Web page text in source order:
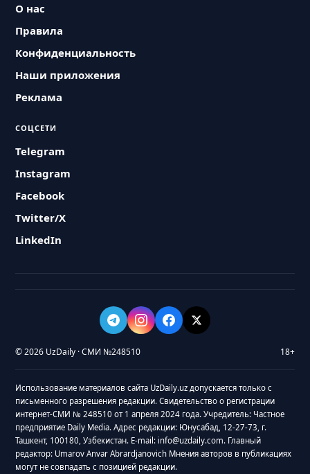
О нас
Правила
Конфиденциальность
Наши приложения
Реклама
СОЦСЕТИ
Telegram
Instagram
Facebook
Twitter/X
LinkedIn
© 2026 UzDaily · СМИ №248510 18+
Использование материалов сайта UzDaily.uz допускается только с
письменного разрешения редакции. Свидетельство о регистрации
интернет-СМИ № 248510 от 1 апреля 2024 года. Учредитель: Частное
предприятие Daily Media. Адрес редакции: Юнусабад, 12-27-73, г.
Ташкент, 100180, Узбекистан. E-mail: info@uzdaily.com. Главный
редактор: Umarov Anvar Abrardjanovich Мнения авторов в публикациях
могут не совпадать с позицией редакции.